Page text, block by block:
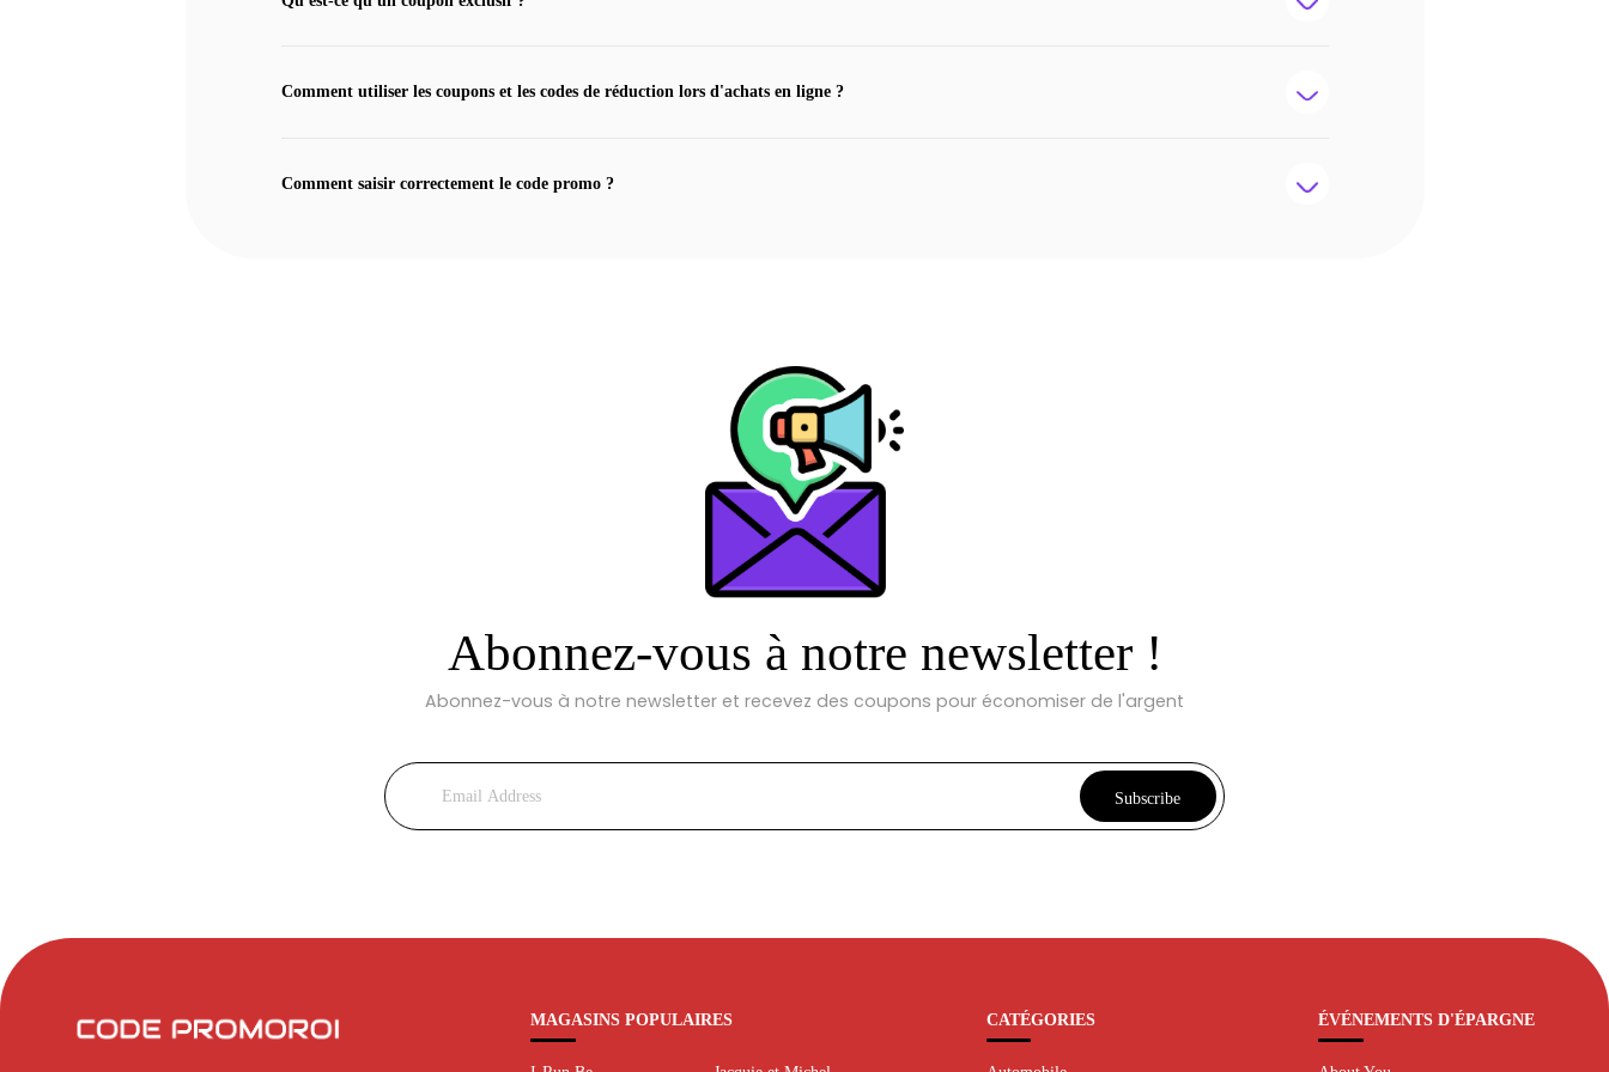
Comment utiliser les coupons et les codes de réduction lors d'achats en ligne ?
Comment saisir correctement le code promo ?
Abonnez-vous à notre newsletter !
Abonnez-vous à notre newsletter et recevez des coupons pour économiser de l'argent
Subscribe
MAGASINS POPULAIRES CATÉGORIES ÉVÉNEMENTS D'ÉPARGNE